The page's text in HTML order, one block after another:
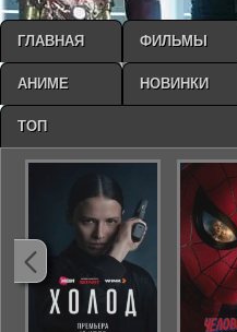
ГЛАВНАЯ ФИЛЬМЫ
АНИМЕ НОВИНКИ
ТОП